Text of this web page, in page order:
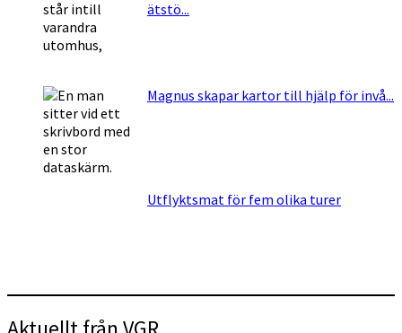
ätstö...
Magnus skapar kartor till hjälp för invå...
Utflyktsmat för fem olika turer